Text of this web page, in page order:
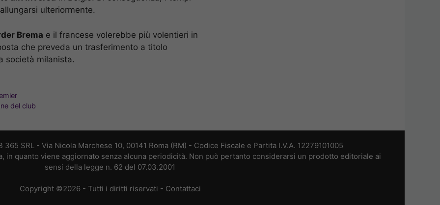
ulteriormente.
Brema e il francese volerebbe più volentieri in
che preveda un trasferimento a titolo
società milanista.
del club
SRL - Via Nicola Marchese 10, 00141 Roma (RM) - Codice Fiscale e Partita I.V.A. 12279101005
in quanto viene aggiornato senza alcuna periodicità. Non può pertanto considerarsi un prodotto editoriale ai
sensi della legge n. 62 del 07.03.2001
Copyright ©2026 - Tutti i diritti riservati - Contattaci